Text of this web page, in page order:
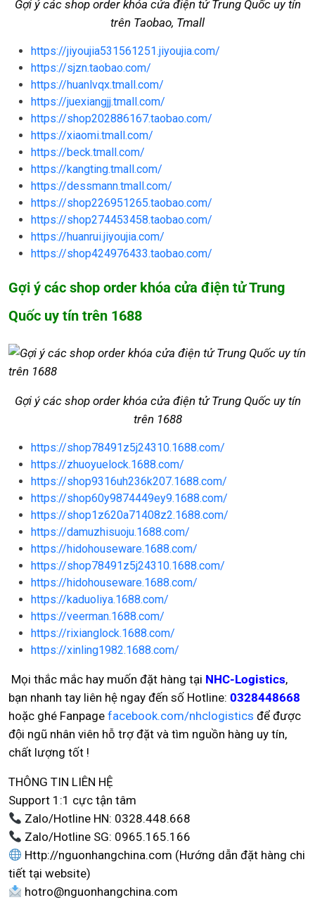
Gợi ý các shop order khóa cửa điện tử Trung Quốc uy tín
trên Taobao, Tmall
https://jiyoujia531561251.jiyoujia.com/
https://sjzn.taobao.com/
https://huanlvqx.tmall.com/
https://juexiangjj.tmall.com/
https://shop202886167.taobao.com/
https://xiaomi.tmall.com/
https://beck.tmall.com/
https://kangting.tmall.com/
https://dessmann.tmall.com/
https://shop226951265.taobao.com/
https://shop274453458.taobao.com/
https://huanrui.jiyoujia.com/
https://shop424976433.taobao.com/
Gợi ý các shop order khóa cửa điện tử Trung
Quốc uy tín trên 1688
Gợi ý các shop order khóa cửa điện tử Trung Quốc uy tín
trên 1688
https://shop78491z5j24310.1688.com/
https://zhuoyuelock.1688.com/
https://shop9316uh236k207.1688.com/
https://shop60y9874449ey9.1688.com/
https://shop1z620a71408z2.1688.com/
https://damuzhisuoju.1688.com/
https://hidohouseware.1688.com/
https://shop78491z5j24310.1688.com/
https://hidohouseware.1688.com/
https://kaduoliya.1688.com/
https://veerman.1688.com/
https://rixianglock.1688.com/
https://xinling1982.1688.com/
Mọi thắc mắc hay muốn đặt hàng tại NHC-Logistics,
bạn nhanh tay liên hệ ngay đến số Hotline: 0328448668
hoặc ghé Fanpage facebook.com/nhclogistics để được
đội ngũ nhân viên hỗ trợ đặt và tìm nguồn hàng uy tín,
chất lượng tốt !
THÔNG TIN LIÊN HỆ
Support 1:1 cực tận tâm
Zalo/Hotline HN: 0328.448.668
Zalo/Hotline SG: 0965.165.166
Http://nguonhangchina.com (Hướng dẫn đặt hàng chi
tiết tại website)
hotro@nguonhangchina.com